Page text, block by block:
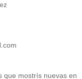
que mostrís nuevas en